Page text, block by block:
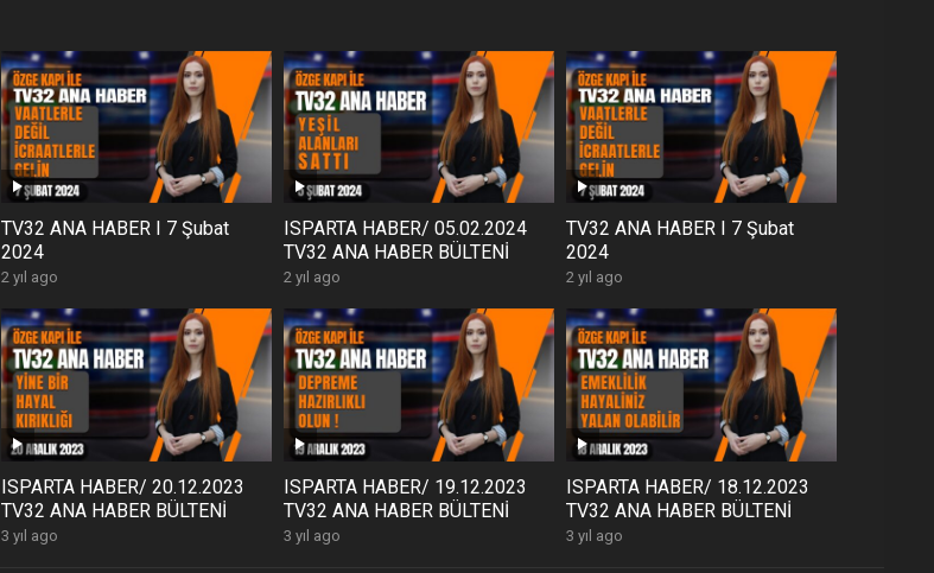
TV32 ANA HABER I 7 Şubat
2024
2 yıl ago
ISPARTA HABER/ 05.02.2024
TV32 ANA HABER BÜLTENİ
2 yıl ago
TV32 ANA HABER I 7 Şubat
2024
2 yıl ago
ISPARTA HABER/ 20.12.2023
TV32 ANA HABER BÜLTENİ
3 yıl ago
ISPARTA HABER/ 19.12.2023
TV32 ANA HABER BÜLTENİ
3 yıl ago
ISPARTA HABER/ 18.12.2023
TV32 ANA HABER BÜLTENİ
3 yıl ago